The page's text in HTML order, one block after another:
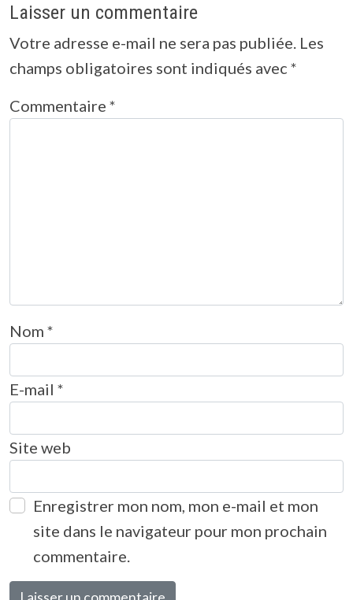
Laisser un commentaire
Votre adresse e-mail ne sera pas publiée. Les
champs obligatoires sont indiqués avec *
Commentaire *
Nom *
E-mail *
Site web
Enregistrer mon nom, mon e-mail et mon
site dans le navigateur pour mon prochain
commentaire.